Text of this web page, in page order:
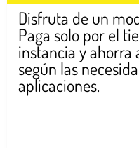
Disfruta de un
Paga solo por el
instancia y ahorra
según las
aplicaciones.